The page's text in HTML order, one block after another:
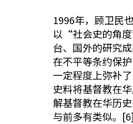
1996年，顾卫民
以“社会史的角
台、国外的研究
在不平等条约保
一定程度上弥补
史料将基督教在
解基督教在华历
与前多有类似。[6]